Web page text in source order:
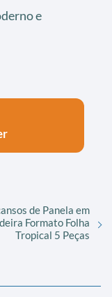
e
de Panela em
Formato Folha
Tropical 5 Peças